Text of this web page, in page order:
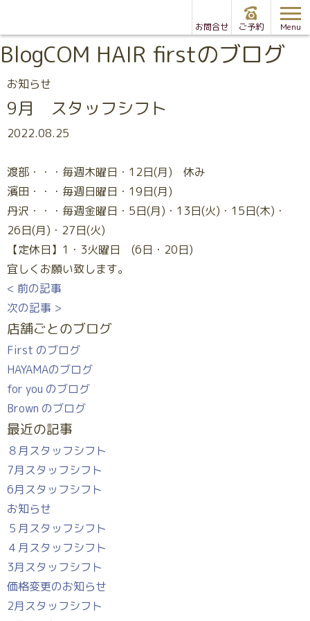
お問合せ ご予約 Menu
BlogCOM HAIR firstのブログ
お知らせ
9月 スタッフシフト
2022.08.25
渡部・・・毎週木曜日・12日(月) 休み
濱田・・・毎週日曜日・19日(月)
丹沢・・・毎週金曜日・5日(月)・13日(火)・15日(木)・
26日(月)・27日(火)
【定休日】1・3火曜日 (6日・20日)
宜しくお願い致します。
< 前の記事
次の記事 >
店舗ごとのブログ
First のブログ
HAYAMAのブログ
for you のブログ
Brown のブログ
最近の記事
８月スタッフシフト
7月スタッフシフト
6月スタッフシフト
お知らせ
５月スタッフシフト
４月スタッフシフト
3月スタッフシフト
価格変更のお知らせ
2月スタッフシフト